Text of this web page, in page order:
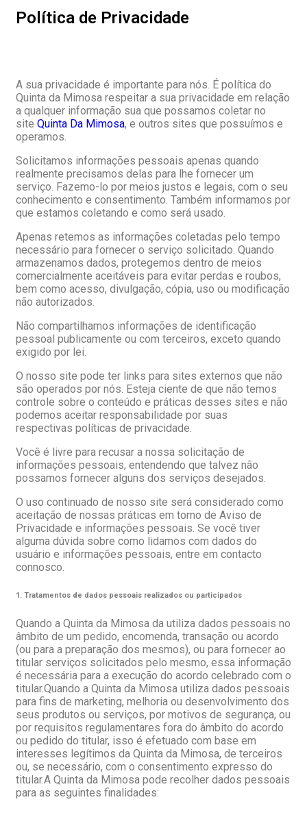
Política de Privacidade
A sua privacidade é importante para nós. É política do
Quinta da Mimosa respeitar a sua privacidade em relação
a qualquer informação sua que possamos coletar no
site Quinta Da Mimosa, e outros sites que possuímos e
operamos.
Solicitamos informações pessoais apenas quando
realmente precisamos delas para lhe fornecer um
serviço. Fazemo-lo por meios justos e legais, com o seu
conhecimento e consentimento. Também informamos por
que estamos coletando e como será usado.
Apenas retemos as informações coletadas pelo tempo
necessário para fornecer o serviço solicitado. Quando
armazenamos dados, protegemos dentro de meios
comercialmente aceitáveis ​​para evitar perdas e roubos,
bem como acesso, divulgação, cópia, uso ou modificação
não autorizados.
Não compartilhamos informações de identificação
pessoal publicamente ou com terceiros, exceto quando
exigido por lei.
O nosso site pode ter links para sites externos que não
são operados por nós. Esteja ciente de que não temos
controle sobre o conteúdo e práticas desses sites e não
podemos aceitar responsabilidade por suas
respectivas políticas de privacidade.
Você é livre para recusar a nossa solicitação de
informações pessoais, entendendo que talvez não
possamos fornecer alguns dos serviços desejados.
O uso continuado de nosso site será considerado como
aceitação de nossas práticas em torno de Aviso de
Privacidade e informações pessoais. Se você tiver
alguma dúvida sobre como lidamos com dados do
usuário e informações pessoais, entre em contacto
connosco.
1. Tratamentos de dados pessoais realizados ou participados
Quando a Quinta da Mimosa da utiliza dados pessoais no
âmbito de um pedido, encomenda, transação ou acordo
(ou para a preparação dos mesmos), ou para fornecer ao
titular serviços solicitados pelo mesmo, essa informação
é necessária para a execução do acordo celebrado com o
titular.Quando a Quinta da Mimosa utiliza dados pessoais
para fins de marketing, melhoria ou desenvolvimento dos
seus produtos ou serviços, por motivos de segurança, ou
por requisitos regulamentares fora do âmbito do acordo
ou pedido do titular, isso é efetuado com base em
interesses legítimos da Quinta da Mimosa, de terceiros
ou, se necessário, com o consentimento expresso do
titular.A Quinta da Mimosa pode recolher dados pessoais
para as seguintes finalidades: